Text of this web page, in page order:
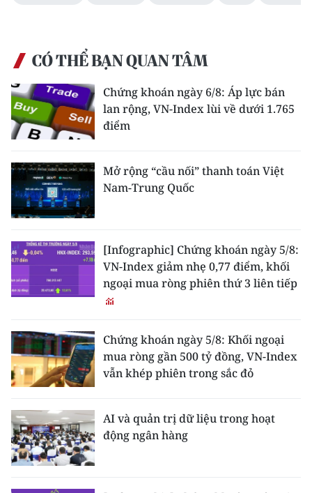
CÓ THỂ BẠN QUAN TÂM
Chứng khoán ngày 6/8: Áp lực bán
lan rộng, VN-Index lùi về dưới 1.765
điểm
Mở rộng “cầu nối” thanh toán Việt
Nam-Trung Quốc
[Infographic] Chứng khoán ngày 5/8:
VN-Index giảm nhẹ 0,77 điểm, khối
ngoại mua ròng phiên thứ 3 liên tiếp
Chứng khoán ngày 5/8: Khối ngoại
mua ròng gần 500 tỷ đồng, VN-Index
vẫn khép phiên trong sắc đỏ
AI và quản trị dữ liệu trong hoạt
động ngân hàng